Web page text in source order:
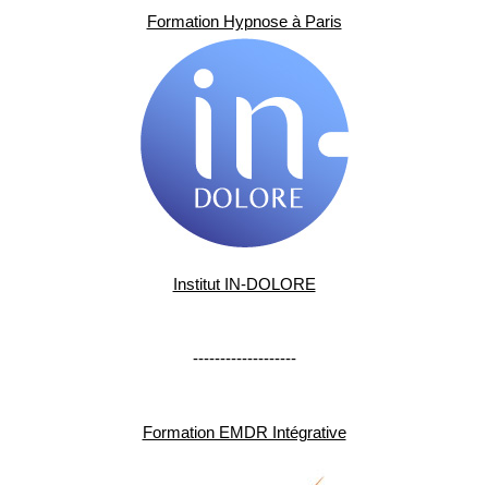
Formation Hypnose à Paris
Institut IN-DOLORE
-------------------
Formation EMDR Intégrative